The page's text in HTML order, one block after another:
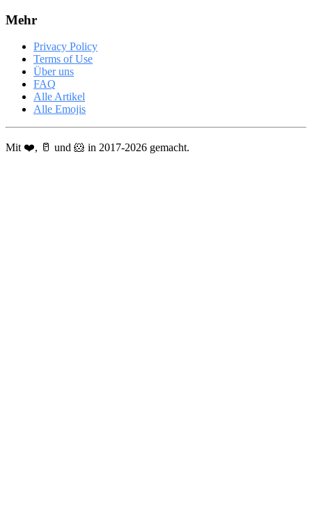
Mehr
Privacy Policy
Terms of Use
Über uns
FAQ
Alle Artikel
Alle Emojis
Mit ❤️, 🥛 und 🐹 in 2017-2026 gemacht.